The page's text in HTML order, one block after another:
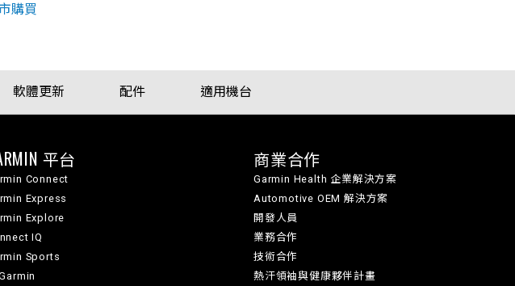
購買
軟體更新 配件 適用機台
平台
Connect
Express
Explore
IQ
Sports
商業合作
Garmin Health 企業解決方案
Automotive OEM 解決方案
開發人員
業務合作
技術合作
熱汗領袖與健康夥伴計畫